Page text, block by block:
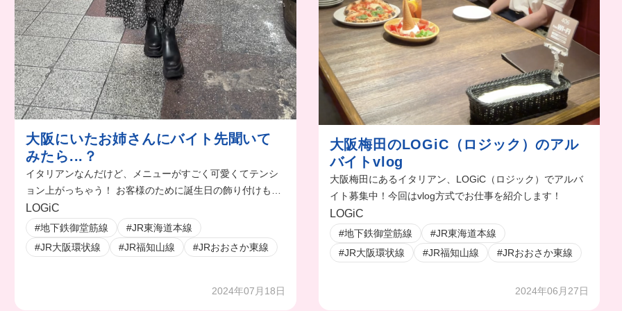
大阪にいたお姉さんにバイト先聞いて
みたら...？
イタリアンなんだけど、メニューがすごく可愛くてテンシ
ョン上がっちゃう！ お客様のために誕生日の飾り付けもす
るんだって！
LOGiC
#地下鉄御堂筋線
#JR東海道本線
#JR大阪環状線
#JR福知山線 #JRおおさか東線
2024年07月18日
大阪梅田のLOGiC（ロジック）のアル
バイトvlog
大阪梅田にあるイタリアン、LOGiC（ロジック）でアルバ
イト募集中！今回はvlog方式でお仕事を紹介します！
LOGiC
#地下鉄御堂筋線
#JR東海道本線
#JR大阪環状線
#JR福知山線 #JRおおさか東線
2024年06月27日